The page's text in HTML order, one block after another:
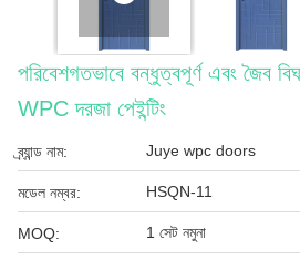
পরিবেশগতভাবে বন্ধুত্বপূর্ণ এবং জৈব
WPC দরজা পেইন্টিং
ব্র্যান্ড নাম: Juye wpc doors
মডেল নম্বর: HSQN-11
MOQ: 1 সেট নমুনা